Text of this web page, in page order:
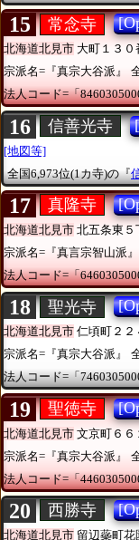
15 常念寺
北海道北見市 大町１３０
宗派名=『真宗大谷派』
法人コード=「
16 信善光寺
[地図等]
全国6,973位(1カ寺)の『
17 真隆寺
北海道北見市 北五条東５
宗派名=『真言宗智山派』
法人コード=「
18 聖光寺
北海道北見市 仁頃町２２
宗派名=『真宗大谷派』
法人コード=「
19 聖徳寺
北海道北見市 文京町６６
宗派名=『真宗大谷派』
法人コード=「
20 西勝寺
北海道北見市 留辺蘂町